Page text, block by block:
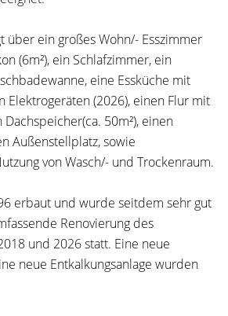
über ein großes Wohn/- Esszimmer
(6m²), ein Schlafzimmer, ein
eine Essküche mit
Elektrogeräten (2026), einen Flur mit
50m²), einen
Außenstellplatz, sowie
von Wasch/- und Trockenraum.
erbaut und wurde seitdem sehr gut
Renovierung des
und 2026 statt. Eine neue
neue Entkalkungsanlage wurden